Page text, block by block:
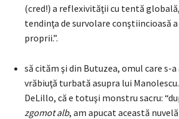
(cred!) a reflexivităţii cu tentă
tendinţa de survolare conştiincioasă
proprii.”.
să cităm şi din Butuzea, omul care s-a
vrăbiuţă turbată asupra lui
DeLillo, că e totuşi monstru sacru:
zgomot alb, am apucat această